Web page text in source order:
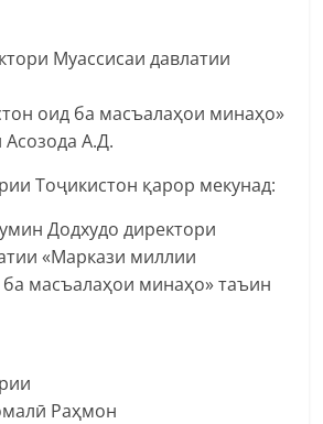
Муассисаи давлатии
оид ба масъалаҳои минаҳо»
А.Д.
Тоҷикистон қарор мекунад:
Додхудо директори
«Маркази миллии
масъалаҳои минаҳо» таъин
Раҳмон